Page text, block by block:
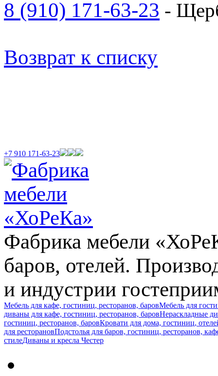
8 (910) 171-63-23 -
Возврат к списку
+7 910 171-63-23
Фабрика мебели
баров, отелей.
и индустрии
Мебель для кафе, гостиниц, ресторанов, баровМебель для
диваны для кафе, гостиниц, ресторанов, баровНераскладные
гостиниц, ресторанов, баровКровати для дома, гостиниц,
для ресторановПодстолья для баров, гостиниц, ресторанов,
стилеДиваны и кресла Честер